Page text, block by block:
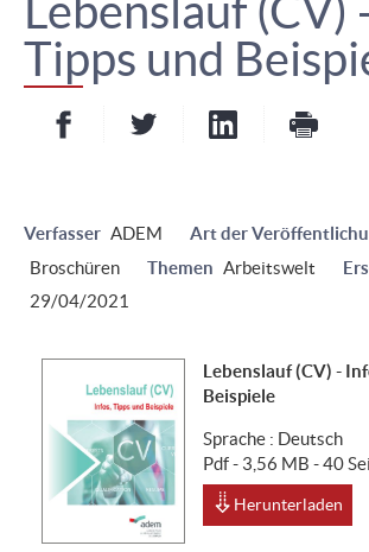
Lebenslauf (CV)
Tipps und
Partager sur Facebook - nouvelle
Partager sur Twitter-
Partager sur
Verfasser ADEM
Art der
Broschüren
Themen Arbeitswelt
29/04/2021
Lebenslauf (CV) -
Beispiele
Sprache : Deutsch
Pdf - 3,56 MB - 40
Herunterladen